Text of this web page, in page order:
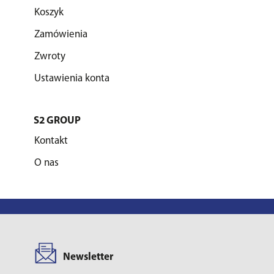
Koszyk
Zamówienia
Zwroty
Ustawienia konta
S2 GROUP
Kontakt
O nas
Newsletter